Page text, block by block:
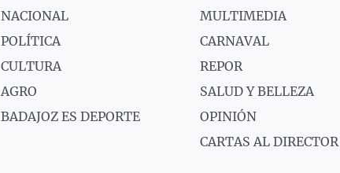
NACIONAL
POLÍTICA
CULTURA
AGRO
BADAJOZ ES DEPORTE
MULTIMEDIA
CARNAVAL
REPOR
SALUD Y BELLEZA
OPINIÓN
CARTAS AL DIRECTOR